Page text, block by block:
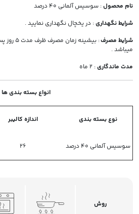
نام محصول: سوسیس آلمانی 40 درصد
شرایط نگهداری: در یخچال نگهداری نمایید .
شرایط مصرف
: بیشینه
میباشد .
مدت ماندگاری: 2 ماه
انواع بسته بندی ها
نوع بسته بندی اندازه کالیبر
سوسیس آلمانی 40 درصد 26
روش